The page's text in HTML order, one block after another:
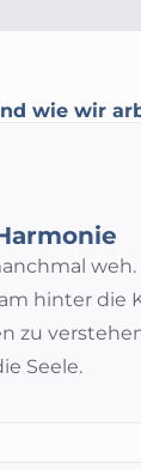
wie wir
weh.
hinter die
zu
Seele.